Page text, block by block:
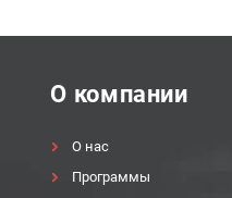
О компании
О нас
Программы